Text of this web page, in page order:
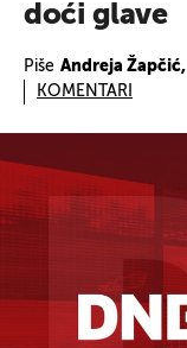
doći glave
Piše Andreja Žapčić,
KOMENTARI